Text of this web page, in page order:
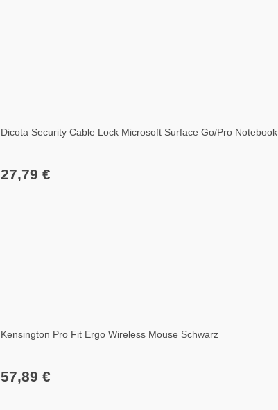
Dicota Security Cable Lock Microsoft Surface Go/Pro Notebook
27,79 €
Kensington Pro Fit Ergo Wireless Mouse Schwarz
57,89 €